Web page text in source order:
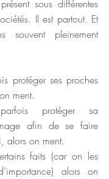
sous différentes
Il est partout. Et
souvent pleinement
protéger ses proches
ment.
protéger sa
afin de se faire
alors on ment.
faits (car on les
alors on